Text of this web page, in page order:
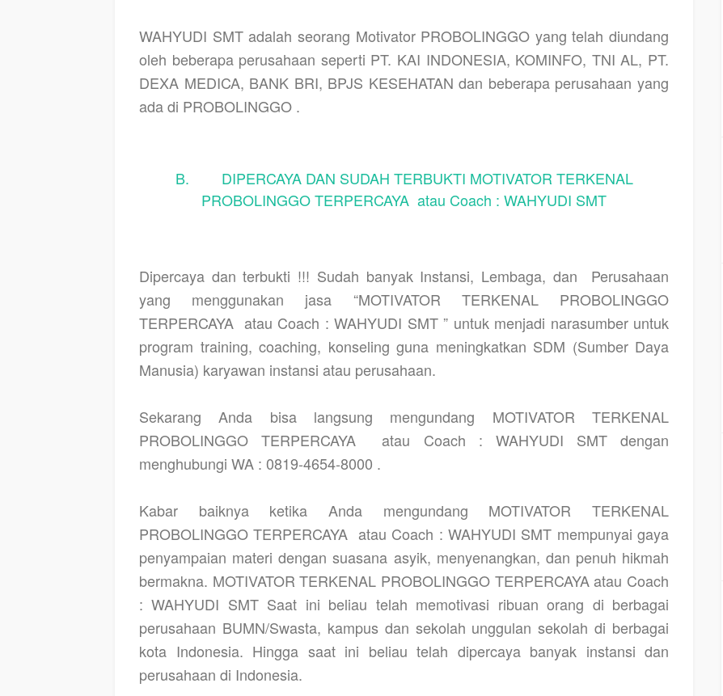
WAHYUDI SMT adalah seorang Motivator PROBOLINGGO yang telah diundang
oleh beberapa perusahaan seperti PT. KAI INDONESIA, KOMINFO, TNI AL, PT.
DEXA MEDICA, BANK BRI, BPJS KESEHATAN dan beberapa perusahaan yang
ada di PROBOLINGGO .
B. DIPERCAYA DAN SUDAH TERBUKTI MOTIVATOR TERKENAL
PROBOLINGGO TERPERCAYA atau Coach : WAHYUDI SMT
Dipercaya dan terbukti !!! Sudah banyak Instansi, Lembaga, dan
Perusahaan
yang menggunakan jasa “MOTIVATOR TERKENAL PROBOLINGGO
TERPERCAYA atau Coach : WAHYUDI SMT ” untuk menjadi narasumber untuk
program training, coaching, konseling guna meningkatkan SDM (Sumber Daya
Manusia) karyawan instansi atau perusahaan.
Sekarang Anda bisa langsung mengundang MOTIVATOR TERKENAL
PROBOLINGGO TERPERCAYA
atau Coach : WAHYUDI SMT dengan
menghubungi WA : 0819-4654-8000 .
Kabar baiknya ketika Anda mengundang MOTIVATOR TERKENAL
PROBOLINGGO TERPERCAYA atau Coach : WAHYUDI SMT mempunyai gaya
penyampaian materi dengan suasana asyik, menyenangkan, dan penuh hikmah
bermakna. MOTIVATOR TERKENAL PROBOLINGGO TERPERCAYA atau Coach
: WAHYUDI SMT Saat ini beliau telah memotivasi ribuan orang di berbagai
perusahaan BUMN/Swasta, kampus dan sekolah unggulan sekolah di berbagai
kota Indonesia. Hingga saat ini beliau telah dipercaya banyak instansi dan
perusahaan di Indonesia.